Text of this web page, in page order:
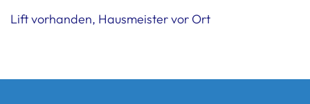
Lift vorhanden, Hausmeister vor Ort